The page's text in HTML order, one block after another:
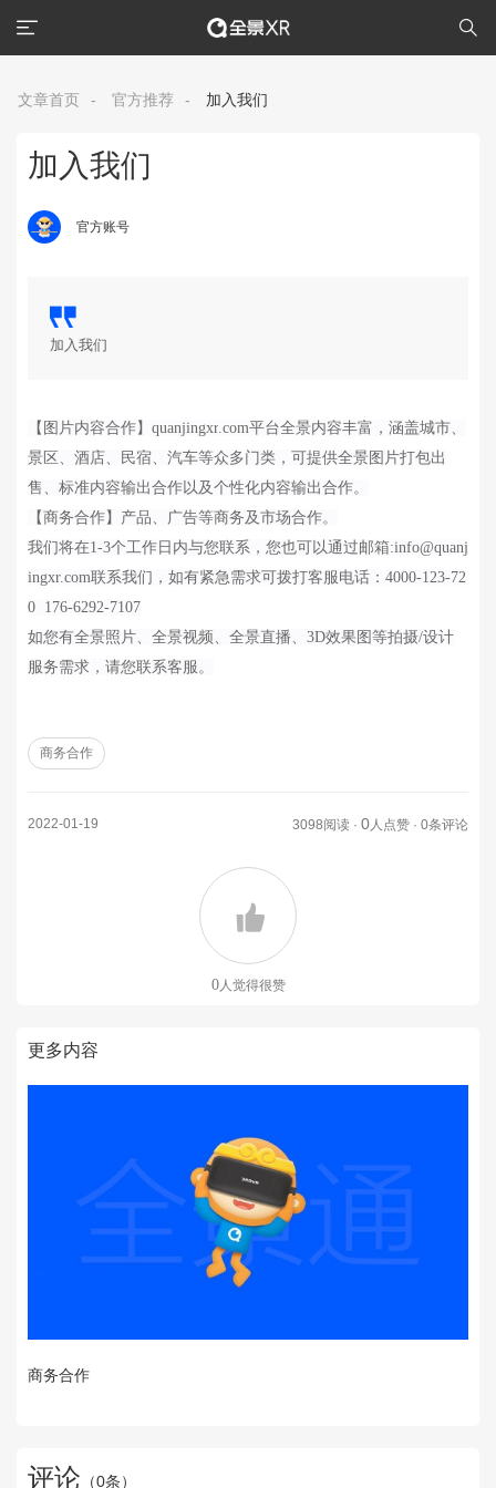
文章首页 - 官方推荐 - 加入我们
加入我们
官方账号
加入我们
【图片内容合作】 quanjingxr.com平台全景内容丰富，涵盖城市、
景区、酒店、民宿、汽车等众多门类，可提供全景图片打包出
售、标准内容输出合作以及个性化内容输出合作。
【商务合作】产品、广告等商务及市场合作。
我们将在1-3个工作日内与您联系，您也可以通过邮箱:info@quanj
ingxr.com联系我们，如有紧急需求可拨打客服电话： 4000-123-72
0 176-6292-7107
如您有全景照片、全景视频、全景直播、 3D效果图等拍摄/设计
服务需求，请您联系客服。
商务合作
2022-01-19 3098阅读 · 0人点赞 · 0条评论
0人觉得很赞
更多内容
商务合作
评论 （0条）